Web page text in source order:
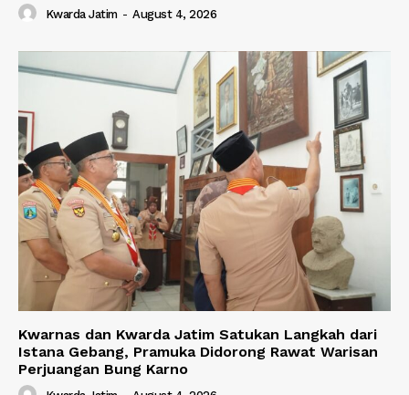
Kwarda Jatim - August 4, 2026
Kwarnas dan Kwarda Jatim Satukan Langkah dari
Istana Gebang, Pramuka Didorong Rawat Warisan
Perjuangan Bung Karno